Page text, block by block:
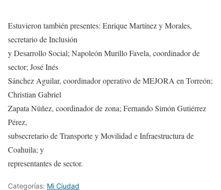
Estuvieron también presentes: Enrique Martínez y Morales,
secretario de Inclusión
y Desarrollo Social; Napoleón Murillo Favela, coordinador de
sector; José Inés
Sánchez Aguilar, coordinador operativo de MEJORA en Torreón;
Christian Gabriel
Zapata Núñez, coordinador de zona; Fernando Simón Gutiérrez
Pérez,
subsecretario de Transporte y Movilidad e Infraestructura de
Coahuila; y
representantes de sector.
Categorías: Mi Ciudad